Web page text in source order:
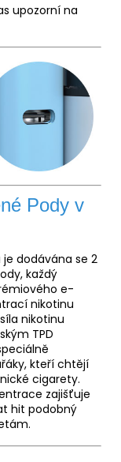
upozorní na
Pody v
je dodávána se 2
každý
e-
nikotinu
nikotinu
TPD
kteří chtějí
cigarety.
zajišťuje
hit podobný